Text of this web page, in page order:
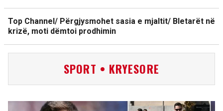
Top Channel/ Përgjysmohet sasia e mjaltit/ Bletarët në
krizë, moti dëmtoi prodhimin
SPORT • KRYESORE